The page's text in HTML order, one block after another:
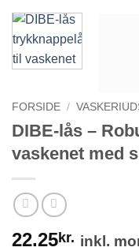
FORSIDE /
DIBE-lås –
vaskenet med
22.25kr. inkl.